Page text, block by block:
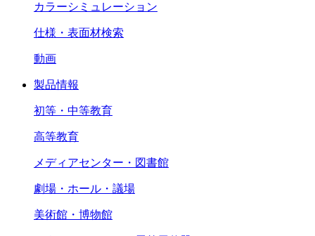
カラーシミュレーション
仕様・表面材検索
動画
製品情報
初等・中等教育
高等教育
メディアセンター・図書館
劇場・ホール・議場
美術館・博物館